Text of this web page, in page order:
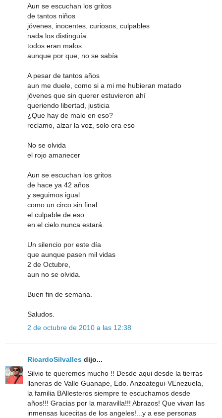
Aun se escuchan los gritos
de tantos niños
jóvenes, inocentes, curiosos, culpables
nada los distinguía
todos eran malos
aunque por que, no se sabía
A pesar de tantos años
aun me duele, como si a mi me hubieran matado
jóvenes que sin querer estuvieron ahí
queriendo libertad, justicia
¿Que hay de malo en eso?
reclamo, alzar la voz, solo era eso
No se olvida
el rojo amanecer
Aun se escuchan los gritos
de hace ya 42 años
y seguimos igual
como un circo sin final
el culpable de eso
en el cielo nunca estará.
Un silencio por este día
que aunque pasen mil vidas
2 de Octubre,
aun no se olvida.
Buen fin de semana.
Saludos.
2 de octubre de 2010 a las 12:38
RicardoSilvalles dijo...
Silvio te queremos mucho !! Desde aqui desde la tierras
llaneras de Valle Guanape, Edo. Anzoategui-VEnezuela,
la familia BAllesteros siempre te escuchamos desde
años!!! Gracias por la maravilla!!! Abrazos! Que vivan las
inmensas lucecitas de los angeles!...y a ese personas